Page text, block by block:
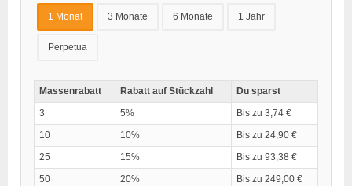
1 Monat 3 Monate 6 Monate 1 Jahr
Perpetua
Massenrabatt Rabatt auf Stückzahl
Du sparst
3
5%
Bis zu 3,74 €
10
10%
Bis zu 24,90 €
25
15%
Bis zu 93,38 €
50
20% Bis zu 249,00 €